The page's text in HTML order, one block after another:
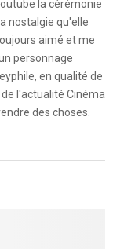
la cérémonie
nostalgie qu'elle
aimé et me
personnage
en qualité de
l'actualité Cinéma
des choses.